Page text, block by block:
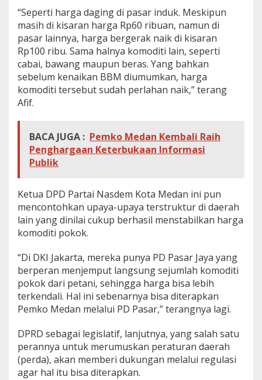
e
g
i
K
o
m
p
“Seperti harga daging di pasar induk. Meskipun
masih di kisaran harga Rp60 ribuan, namun di
pasar lainnya, harga bergerak naik di kisaran
Rp100 ribu. Sama halnya komoditi lain, seperti
cabai, bawang maupun beras. Yang bahkan
sebelum kenaikan BBM diumumkan, harga
komoditi tersebut sudah perlahan naik,” terang
Afif.
BACA JUGA : Pemko Medan Kembali Raih
Penghargaan Keterbukaan Informasi
Publik
Ketua DPD Partai Nasdem Kota Medan ini pun
mencontohkan upaya-upaya terstruktur di daerah
lain yang dinilai cukup berhasil menstabilkan harga
komoditi pokok.
“Di DKI Jakarta, mereka punya PD Pasar Jaya yang
berperan menjemput langsung sejumlah komoditi
pokok dari petani, sehingga harga bisa lebih
terkendali. Hal ini sebenarnya bisa diterapkan
Pemko Medan melalui PD Pasar,” terangnya lagi.
DPRD sebagai legislatif, lanjutnya, yang salah satu
perannya untuk merumuskan peraturan daerah
(perda), akan memberi dukungan melalui regulasi
agar hal itu bisa diterapkan.